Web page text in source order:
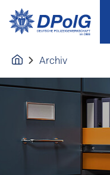
Archiv